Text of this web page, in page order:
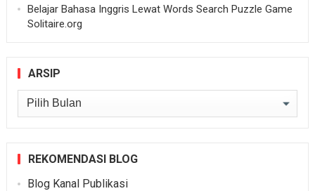
Belajar Bahasa Inggris Lewat Words Search Puzzle Game
Solitaire.org
ARSIP
Arsip
REKOMENDASI BLOG
Blog Kanal Publikasi